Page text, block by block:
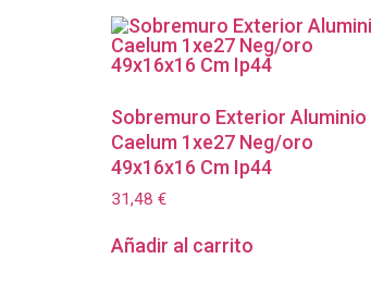
Sobremuro Exterior Aluminio
Caelum 1xe27 Neg/oro
49x16x16 Cm Ip44
31,48 €
Añadir al carrito